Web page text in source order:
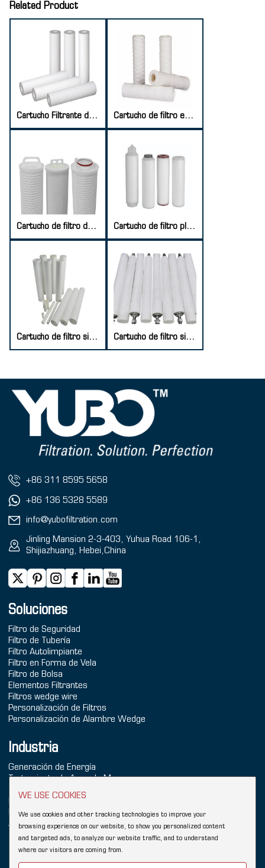
Related Product
Cartucho Filtrante de PP Soplado por Fusión Cartucho de filtro enrollado de PP
Cartucho de filtro de alto flujo Cartucho de filtro plisado de PTFE
Cartucho de filtro sinterizado PA Cartucho de filtro sinterizado de PE
WE USE COOKIES
We use cookies and other tracking technologies to improve your
browsing experience on our website, to show you personalized content
and targeted ads, to analyze our website traffic, and to understand
where our visitors are coming from.
+86 311 8595 5658
+86 136 5328 5589
info@yubofiltration.com
Jinling Mansion 2-3-403, Yuhua Road 106-1,
Shijiazhuang, Hebei,China
Soluciones
Filtro de Seguridad
Filtro de Tubería
Filtro Autolimpiante
Filtro en Forma de Vela
Filtro de Bolsa
Elementos Filtrantes
Filtros wedge wire
Personalización de Filtros
Personalización de Alambre Wedge
Industria
Generación de Energía
Tratamiento de Agua de Mar
Tratamiento de Agua
Industria Química
Refinación
Alimentos & Bebidas
Copyright © 2026 Hebei YUBO Filtration Equipment Co.,Ltd.